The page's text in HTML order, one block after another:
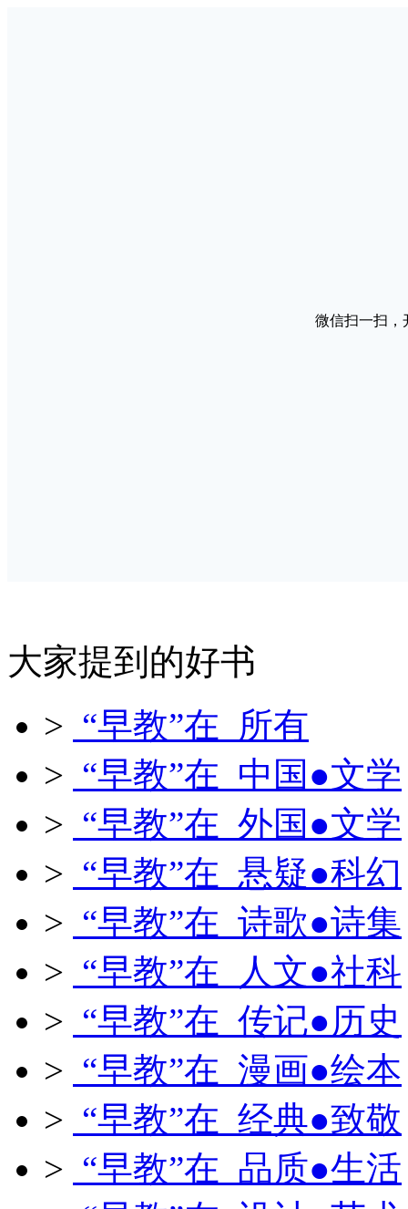
微信扫一扫，
大家提到的好书
> “早教”在 所有
> “早教”在 中国●文学
> “早教”在 外国●文学
> “早教”在 悬疑●科幻
> “早教”在 诗歌●诗集
> “早教”在 人文●社科
> “早教”在 传记●历史
> “早教”在 漫画●绘本
> “早教”在 经典●致敬
> “早教”在 品质●生活